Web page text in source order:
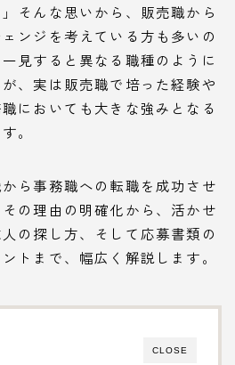
そんな思いから、販売職から
ンジを考えている方も多いの
見すると異なる職種のように
、実は販売職で培った経験や
においても大きな強みとなる
。
ら事務職への転職を成功させ
の理由の明確化から、活かせ
の探し方、そして応募書類の
トまで、幅広く解説します。
CLOSE